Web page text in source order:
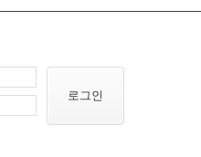
로그인